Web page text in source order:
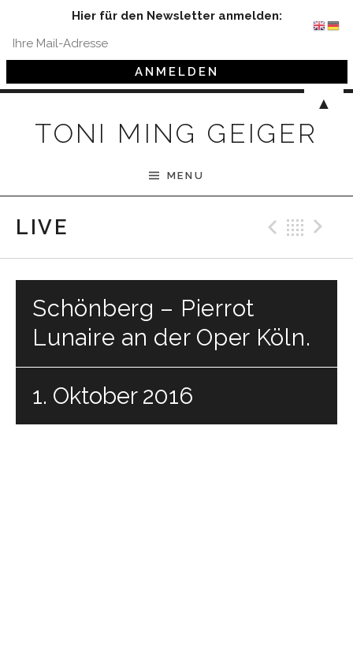
TONI MING GEIGER
MENU
LIVE
Schönberg – Pierrot
Lunaire an der Oper Köln.
1. Oktober 2016
Hier für den Newsletter anmelden:
▲